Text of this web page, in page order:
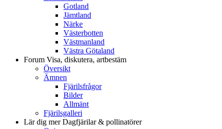
Gotland
Jämtland
Närke
Västerbotten
Västmanland
Västra Götaland
Forum Visa, diskutera, artbestäm
Översikt
Ämnen
Fjärilsfrågor
Bilder
Allmänt
Fjärilsgalleri
Lär dig merDagfjärilar & pollinatörer